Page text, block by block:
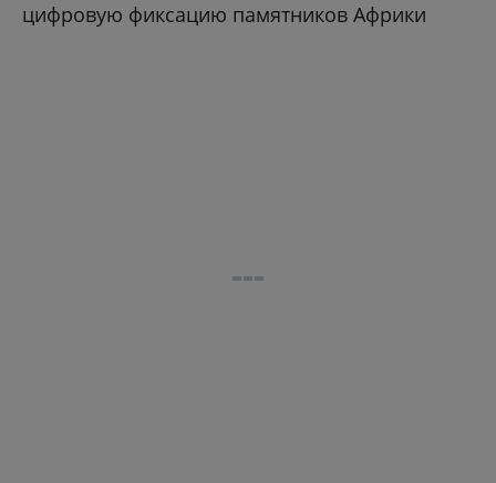
цифровую фиксацию памятников Африки